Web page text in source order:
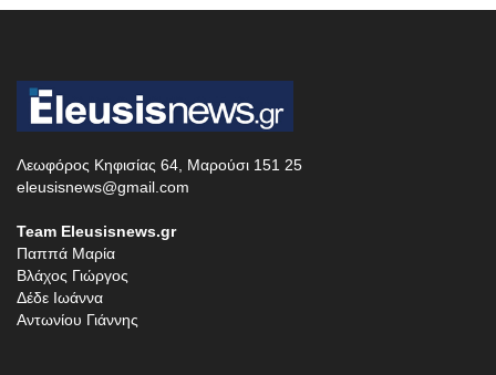
Λεωφόρος Κηφισίας 64, Μαρούσι 151 25
eleusisnews@gmail.com
Team Eleusisnews.gr
Παππά Μαρία
Βλάχος Γιώργος
Δέδε Ιωάννα
Αντωνίου Γιάννης